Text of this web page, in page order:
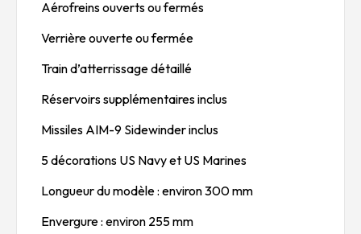
Aérofreins ouverts ou fermés
Verrière ouverte ou fermée
Train d’atterrissage détaillé
Réservoirs supplémentaires inclus
Missiles AIM-9 Sidewinder inclus
5 décorations US Navy et US Marines
Longueur du modèle : environ 300 mm
Envergure : environ 255 mm